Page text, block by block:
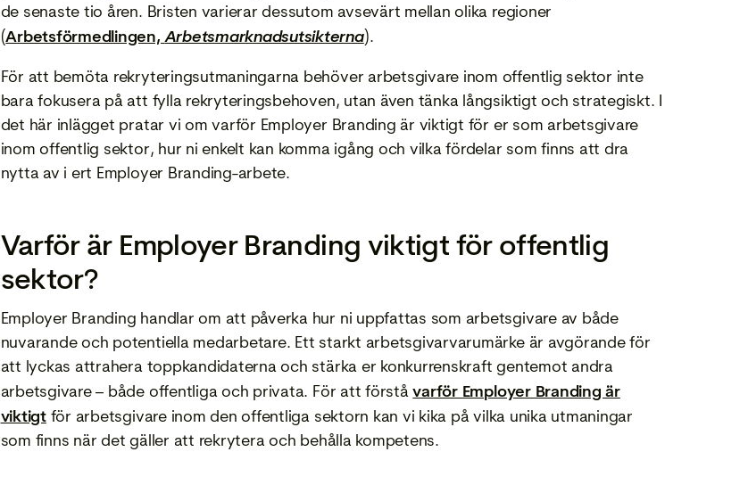
de senaste tio åren. Bristen varierar dessutom avsevärt mellan olika regioner
(Arbetsförmedlingen,Arbetsmarknadsutsikterna).
För att bemöta rekryteringsutmaningarna behöver arbetsgivare inom offentlig sektor inte
bara fokusera på att fylla rekryteringsbehoven, utan även tänka långsiktigt och strategiskt. I
det här inlägget pratar vi om varför Employer Branding är viktigt för er som arbetsgivare
inom offentlig sektor, hur ni enkelt kan komma igång och vilka fördelar som finns att dra
nytta av i ert Employer Branding-arbete.
Varför är Employer Branding viktigt för offentlig
sektor?
Employer Branding handlar om att påverka hur ni uppfattas som arbetsgivare av både
nuvarande och potentiella medarbetare. Ett starkt arbetsgivarvarumärke är avgörande för
att lyckas attrahera toppkandidaterna och stärka er konkurrenskraft gentemot andra
arbetsgivare – både offentliga och privata. För att förståvarför Employer Branding är
viktigtför arbetsgivare inom den offentliga sektorn kan vi kika på vilka unika utmaningar
som finns när det gäller att rekrytera och behålla kompetens.